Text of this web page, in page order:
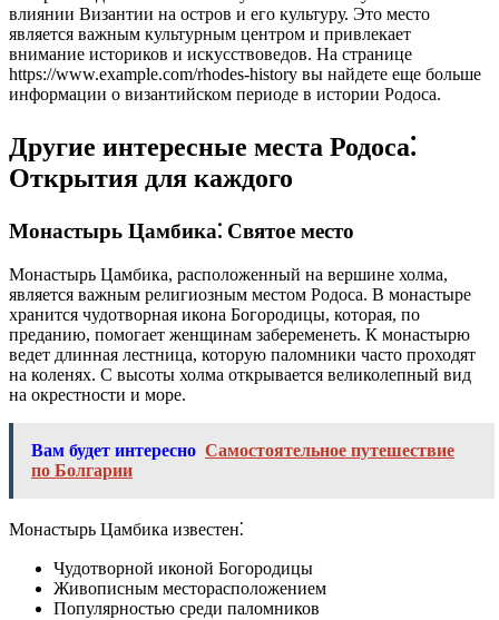
влиянии Византии на остров и его культуру. Это место
является важным культурным центром и привлекает
внимание историков и искусствоведов. На странице
https://www.example.com/rhodes-history вы найдете еще больше
информации о византийском периоде в истории Родоса.
Другие интересные места Родоса⁚
Открытия для каждого
Монастырь Цамбика⁚ Святое место
Монастырь Цамбика, расположенный на вершине холма,
является важным религиозным местом Родоса. В монастыре
хранится чудотворная икона Богородицы, которая, по
преданию, помогает женщинам забеременеть. К монастырю
ведет длинная лестница, которую паломники часто проходят
на коленях. С высоты холма открывается великолепный вид
на окрестности и море.
Вам будет интересно Самостоятельное путешествие
по Болгарии
Монастырь Цамбика известен⁚
Чудотворной иконой Богородицы
Живописным месторасположением
Популярностью среди паломников